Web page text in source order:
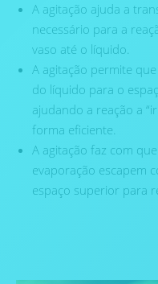
A agitação ajuda a
necessário para a
vaso até o líquido.
A agitação permite
do líquido para o
ajudando a reação a
forma eficiente.
A agitação faz com
evaporação escapem
espaço superior para